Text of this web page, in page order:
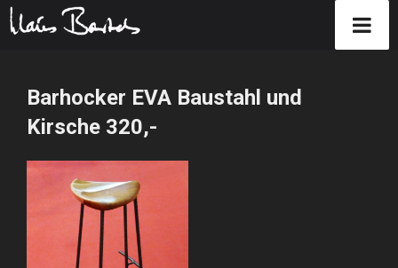
springenBarhocker EVA Baustahl und
Kirsche 320,-